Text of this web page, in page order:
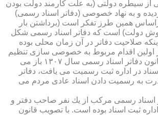
از سیطره دولتی (به علت كارمند دولت بودن
و به نهاد خصوصی (دفاتر اسناد رسمی)
همین طرز تفكر است (برداشتن بار
دولت) است كه دفاتر اسناد رسمی شكل
صلاحیت دفاتر در آن زمان محلی بوده
اولین اقدام مربوط به خصوصی سازی تنظیم
اسناد مراجعان، به قانون دفاتر اسناد رسمی سال ۱۳۰۷ باز می
در اداره ثبت رسمیت می یافت، دفاتر
به رسمیت دادن اسناد عادی مردم می
اسناد رسمی مركب از یك نفر صاحب دفتر و
اداره ثبت اسناد بوده است. با تصویب قانون